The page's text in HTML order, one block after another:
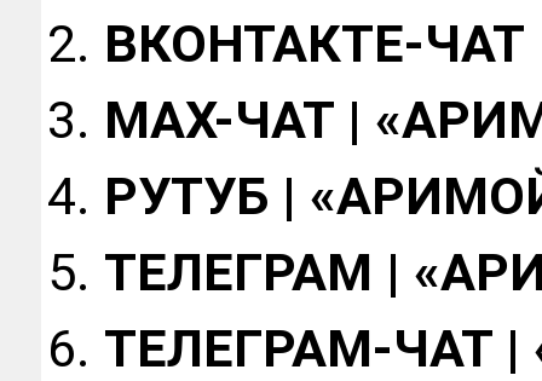
ВКОНТАКТЕ-
МАХ-ЧАТ |
РУТУБ |
ТЕЛЕГРАМ |
ТЕЛЕГРАМ-ЧАТ